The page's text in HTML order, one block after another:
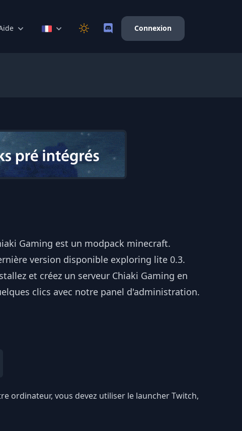
Connexion
Gaming est un modpack minecraft.
version disponible exploring lite 0.3.
et créez un serveur Chiaki Gaming en
clics avec notre panel d'administration.
ordinateur, vous devez utiliser le launcher Twitch,